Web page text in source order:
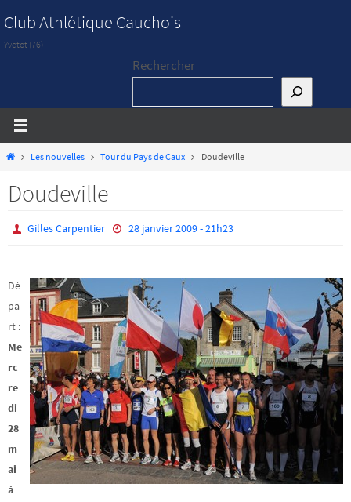
vers
le
Club Athlétique Cauchois
Yvetot (76)
Rechercher
HomeLes nouvelles Tour du Pays de Caux Doudeville
Doudeville
Gilles Carpentier 28 janvier 2009 - 21h23
Dé
pa
rt :
Me
rc
re
di
28
m
ai
à